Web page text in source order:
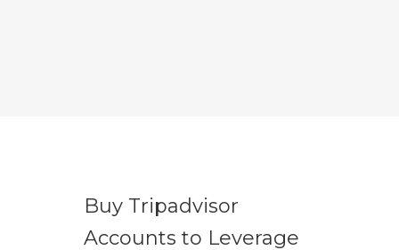
Buy Tripadvisor
Accounts to Leverage